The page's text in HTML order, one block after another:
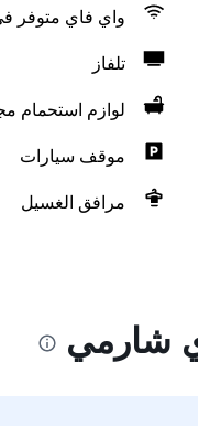
واي فاي متوفر
تلفاز
لوازم استحمام
موقف سيارات
مرافق الغسيل
شارمي